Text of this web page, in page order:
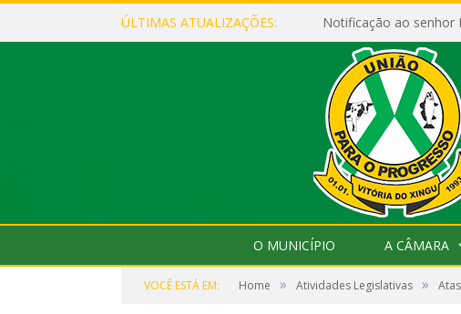
ÚLTIMAS ATUALIZAÇÕES: Notificação ao senhor
O MUNICÍPIO A CÂMARA
VOCÊ ESTÁ EM: Home » Atividades Legislativas »